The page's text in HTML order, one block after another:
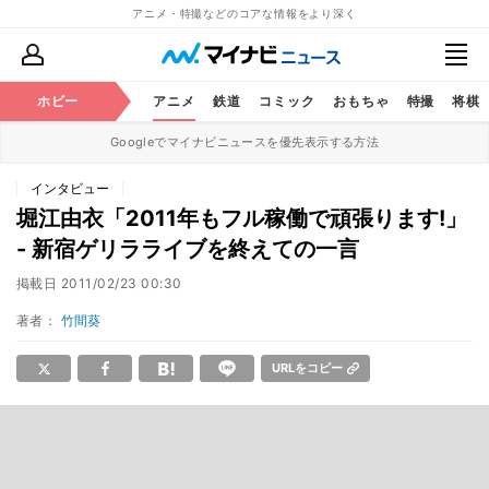
アニメ・特撮などのコアな情報をより深く
ホビー アニメ 鉄道 コミック おもちゃ 特撮 将棋
Googleでマイナビニュースを優先表示する方法
インタビュー
堀江由衣「2011年もフル稼働で頑張ります!」
- 新宿ゲリラライブを終えての一言
掲載日 2011/02/23 00:30
著者： 竹間葵
URLをコピー